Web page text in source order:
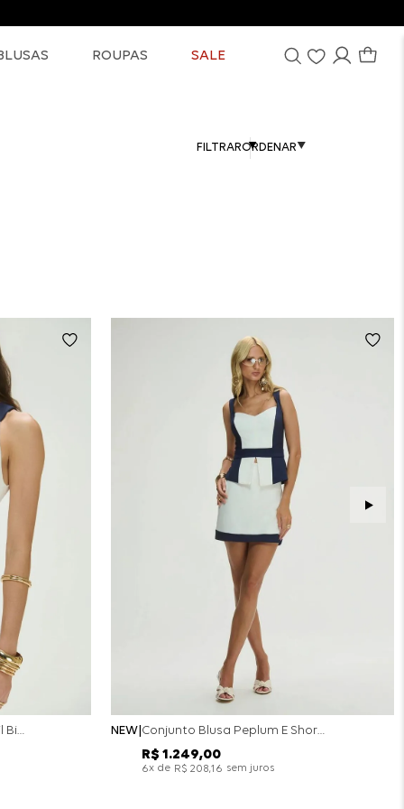
ROUPAS SALE
FILTRAR
Conjunto Colete Calça Barril Bicolor Alfaiataria - Off White NEW Conjunto Blusa Peplum E Short Saia Bicolor - Off White
R$ 1.249,00
6x de R$ 208,16 sem juros